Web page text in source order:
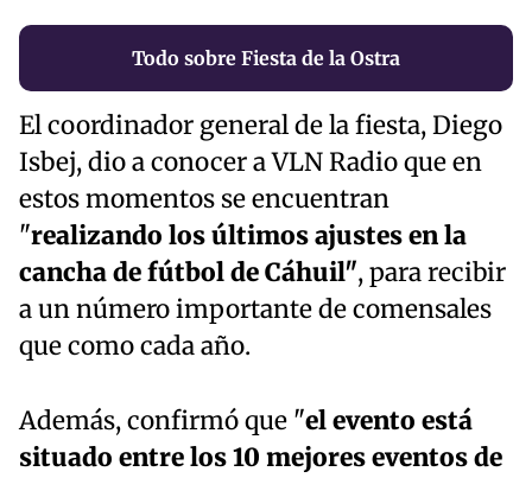
Todo sobre Fiesta de la Ostra
El coordinador general de la fiesta, Diego
Isbej, dio a conocer a VLN Radio que en
estos momentos se encuentran
"realizando los últimos ajustes en la
cancha de fútbol de Cáhuil", para recibir
a un número importante de comensales
que como cada año.
Además, confirmó que "el evento está
situado entre los 10 mejores eventos de